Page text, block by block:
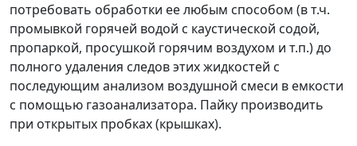
потребовать обработки ее любым способом (в т.ч.
промывкой горячей водой с каустической содой,
пропаркой, просушкой горячим воздухом и т.п.) до
полного удаления следов этих жидкостей с
последующим анализом воздушной смеси в емкости
с помощью газоанализатора. Пайку производить
при открытых пробках (крышках).